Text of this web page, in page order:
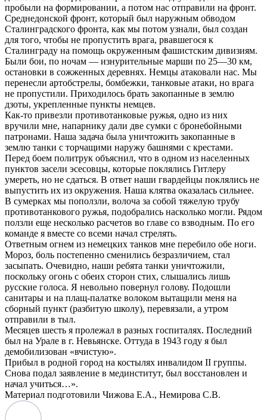
пробыли на формировании, а потом нас отправили на фронт.
Среднедонской фронт, который был наружным обводом
Сталинградского фронта, как мы потом узнали, был создан
для того, чтобы не пропустить врага, рвавшегося к
Сталинграду на помощь окруженным фашистским дивизиям.
Были бои, по ночам — изнурительные марши по 25—30 км,
остановки в сожженных деревнях. Немцы атаковали нас. Мы
перенесли артобстрелы, бомбежки, танковые атаки, но врага
не пропустили. Приходилось брать закопанные в землю
дзоты, укрепленные пункты немцев.
Как-то привезли противотанковые ружья, одно из них
вручили мне, напарнику дали две сумки с бронебойными
патронами. Наша задача была уничтожить закопанные в
землю танки с торчащими наружу башнями с крестами.
Перед боем политрук объяснил, что в одном из населенных
пунктов засели эсесовцы, которые поклялись Гитлеру
умереть, но не сдаться. В ответ наши гвардейцы поклялись не
выпустить их из окружения. Наша клятва оказалась сильнее.
В сумерках мы поползли, волоча за собой тяжелую трубу
противотанкового ружья, подобрались насколько могли. Рядом
ползли еще несколько расчетов во главе со взводным. По его
команде я вместе со всеми начал стрелять.
Ответным огнем из немецких танков мне перебило обе ноги.
Мороз, боль постепенно сменились безразличием, стал
засыпать. Очевидно, наши ребята танки уничтожили,
поскольку огонь с обеих сторон стих, слышались лишь
русские голоса. Я невольно повернул голову. Подошли
санитары и на плащ-палатке волоком вытащили меня на
сборный пункт (разбитую школу), перевязали, а утром
отправили в тыл.
Месяцев шесть я пролежал в разных госпиталях. Последний
был на Урале в г. Невьянске. Оттуда в 1943 году я был
демобилизован «вчистую».
Прибыл в родной город на костылях инвалидом II группы.
Снова подал заявление в мединститут, был восстановлен и
начал учиться…».
Материал подготовили Чижова Е.А., Немирова С.В.